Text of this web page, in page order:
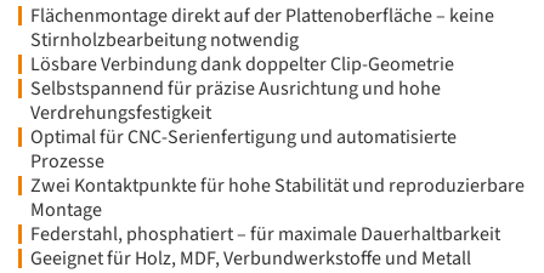
Flächenmontage direkt auf der Plattenoberfläche – keine
Stirnholzbearbeitung notwendig
Lösbare Verbindung dank doppelter Clip-Geometrie
Selbstspannend für präzise Ausrichtung und hohe
Verdrehungsfestigkeit
Optimal für CNC-Serienfertigung und automatisierte
Prozesse
Zwei Kontaktpunkte für hohe Stabilität und reproduzierbare
Montage
Federstahl, phosphatiert – für maximale Dauerhaltbarkeit
Geeignet für Holz, MDF, Verbundwerkstoffe und Metall